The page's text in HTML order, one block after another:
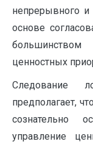
непрерывного и
основе
ценностных
Следование
предполагает,
сознательно
управление